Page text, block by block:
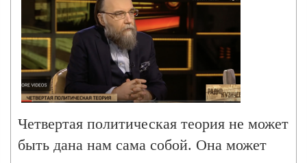
Семинар 4ПT I.
Семинар 4ПТ. II
Четвертая политическая теория не может
быть дана нам сама собой. Она может